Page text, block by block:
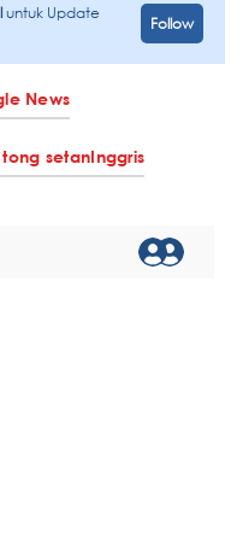
untuk Update
Follow
News
setanInggris